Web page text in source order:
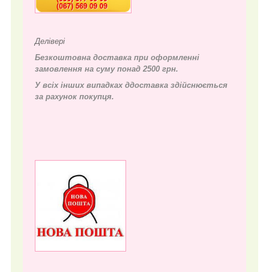
Делівері
Безкоштовна доставка при оформленні
замовлення на суму понад 2500 грн.
У всіх інших випадках ддоставка здійснюється
за рахунок покупця.